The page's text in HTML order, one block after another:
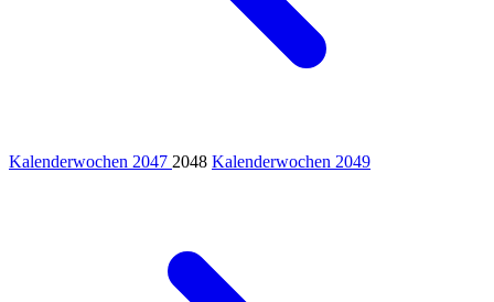
Kalenderwochen 2047 2048 Kalenderwochen 2049